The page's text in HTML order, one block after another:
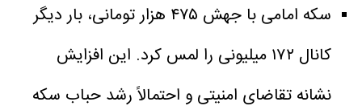
سکه امامی با جهش ۴۷۵ هزار تومانی، بار دیگر
کانال ۱۷۲ میلیونی را لمس کرد. این افزایش
نشانه تقاضای امنیتی و احتمالاً رشد حباب سکه